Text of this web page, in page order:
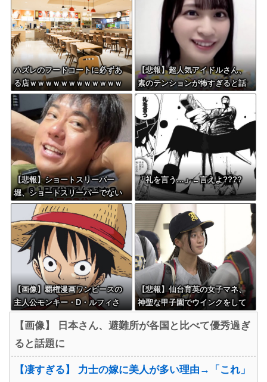
ハズレのフードコートに必ずあ
る店ｗｗｗｗｗｗｗｗｗｗｗｗ
【悲報】超人気アイドルさん、
素のテンションが怖すぎると話
題に・・・
【悲報】ショートスリーパー
堀、ショートスリーパーでない
事がバレてしまう
「礼を言う…」←言えよ????
【画像】覇権漫画ワンピースの
主人公モンキー・D・ルフィさ
る・・・
【悲報】仙台育英の女子マネ、
神聖な甲子園でウインクをして
【画像】 日本さん、避難所が各国と比べて優秀過ぎ
ると話題に
【凄すぎる】 力士の嫁に美人が多い理由→「これ」